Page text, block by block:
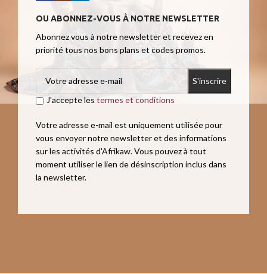
OU ABONNEZ-VOUS À NOTRE NEWSLETTER
Abonnez vous à notre newsletter et recevez en
priorité tous nos bons plans et codes promos.
J'accepte les termes et conditions
Votre adresse e-mail est uniquement utilisée pour
vous envoyer notre newsletter et des informations
sur les activités d'Afrikaw. Vous pouvez à tout
moment utiliser le lien de désinscription inclus dans
la newsletter.